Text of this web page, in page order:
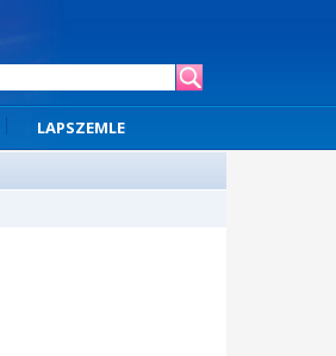
LAPSZEMLE